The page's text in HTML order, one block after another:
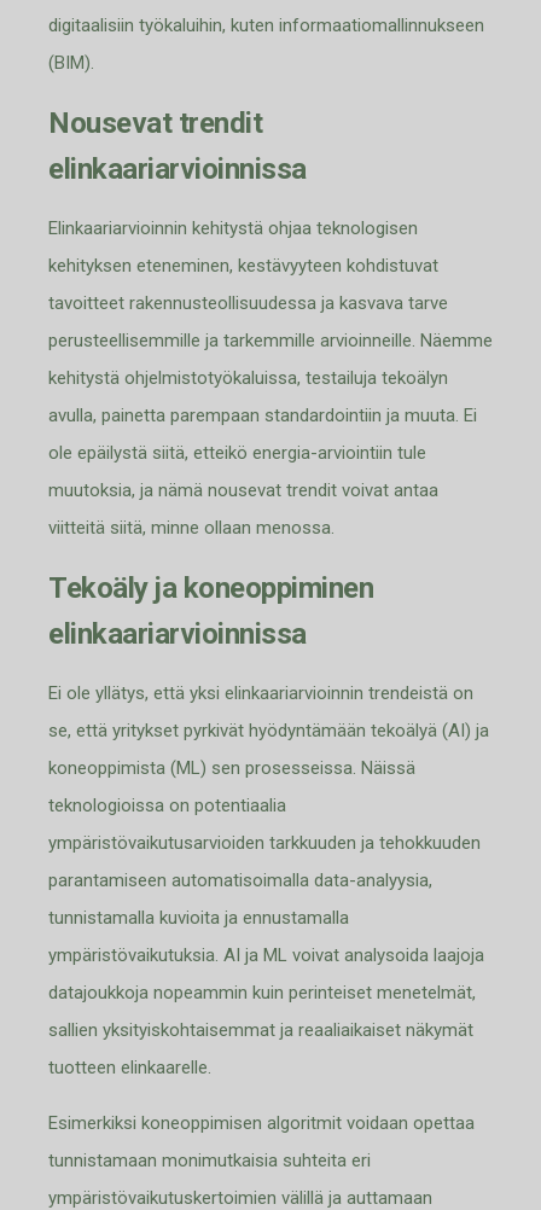
digitaalisiin työkaluihin, kuten informaatiomallinnukseen
(BIM)
Nousevat trendit
elinkaariarvioinnissa
Elinkaariarvioinnin kehitystä ohjaa teknologisen
kehityksen eteneminen, kestävyyteen kohdistuvat
tavoitteet rakennusteollisuudessa ja kasvava tarve
perusteellisemmille ja tarkemmille arvioinneille Näemme
kehitystä ohjelmistotyökaluissa, testailuja tekoälyn
avulla, painetta parempaan standardointiin ja muuta Ei
ole epäilystä siitä, etteikö energia-arviointiin tule
muutoksia, ja nämä nousevat trendit voivat antaa
viitteitä siitä, minne ollaan menossa.
Tekoäly ja koneoppiminen
elinkaariarvioinnissa
Ei ole yllätys, että yksi elinkaariarvioinnin trendeistä on
se, että yritykset pyrkivät hyödyntämään tekoälyä (AI) ja
koneoppimista (ML) sen prosesseissa. Näissä
teknologioissa on potentiaalia
ympäristövaikutusarvioiden tarkkuuden ja tehokkuuden
parantamiseen automatisoimalla data-analyysia,
tunnistamalla kuvioita ja ennustamalla
ympäristövaikutuksia. AI ja ML voivat analysoida laajoja
datajoukkoja nopeammin kuin perinteiset menetelmät,
sallien yksityiskohtaisemmat ja reaaliaikaiset näkymät
tuotteen elinkaarelle.
Esimerkiksi koneoppimisen algoritmit voidaan opettaa
tunnistamaan monimutkaisia suhteita eri
ympäristövaikutuskertoimien välillä ja auttamaan